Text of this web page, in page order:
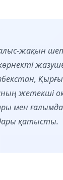
жақын шет
жетекші
мен
қатысты.